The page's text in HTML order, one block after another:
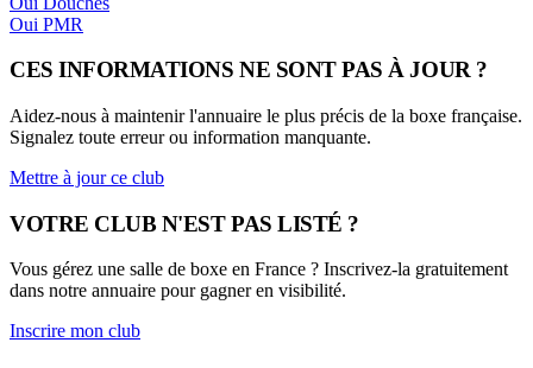
Oui PMR
CES INFORMATIONS NE SONT PAS À JOUR ?
Aidez-nous à maintenir l'annuaire le plus précis de la boxe française.
Signalez toute erreur ou information manquante.
Mettre à jour ce club
VOTRE CLUB N'EST PAS LISTÉ ?
Vous gérez une salle de boxe en France ? Inscrivez-la gratuitement
dans notre annuaire pour gagner en visibilité.
Inscrire mon club